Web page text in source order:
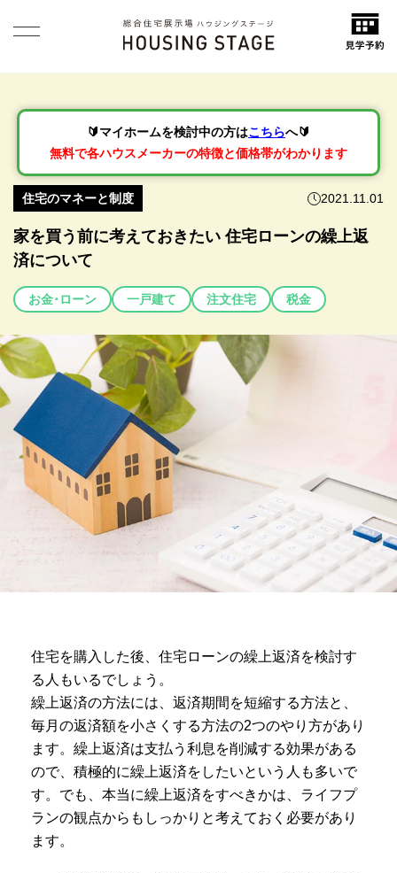
🔰マイホームを検討中の方はこちらへ🔰
無料で各ハウスメーカーの特徴と価格帯がわかります
住宅のマネーと制度 2021.11.01
家を買う前に考えておきたい 住宅ローンの繰上返
済について
お金･ローン 一戸建て 注文住宅 税金
住宅を購入した後、住宅ローンの繰上返済を検討す
る人もいるでしょう。
繰上返済の方法には、返済期間を短縮する方法と、
毎月の返済額を小さくする方法の2つのやり方があり
ます。繰上返済は支払う利息を削減する効果がある
ので、積極的に繰上返済をしたいという人も多いで
す。でも、本当に繰上返済をすべきかは、ライフプ
ランの観点からもしっかりと考えておく必要があり
ます。